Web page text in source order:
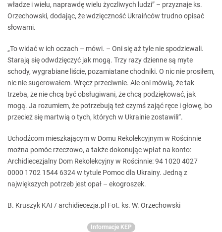
władze i wielu, naprawdę wielu życzliwych ludzi” – przyznaje ks.
Orzechowski, dodając, że wdzięczność Ukraińców trudno opisać
słowami.
„To widać w ich oczach – mówi. – Oni się aż tyle nie spodziewali.
Starają się odwdzięczyć jak mogą. Trzy razy dzienne są myte
schody, wygrabiane liście, pozamiatane chodniki. O nic nie prosiłem,
nic nie sugerowałem. Wręcz przeciwnie. Ale oni mówią, że tak
trzeba, że nie chcą być obsługiwani, że chcą podziękować, jak
mogą. Ja rozumiem, że potrzebują też czymś zająć ręce i głowę, bo
przecież się martwią o tych, których w Ukrainie zostawili”.
Uchodźcom mieszkającym w Domu Rekolekcyjnym w Rościnnie
można pomóc rzeczowo, a także dokonując wpłat na konto:
Archidiecezjalny Dom Rekolekcyjny w Rościnnie: 94 1020 4027
0000 1702 1544 6324 w tytule Pomoc dla Ukrainy. Jedną z
największych potrzeb jest opał – ekogroszek.
B. Kruszyk KAI / archidiecezja.pl Fot. ks. W. Orzechowski
Informacje KEP